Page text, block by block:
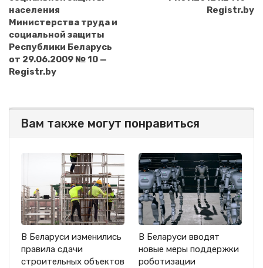
населения
Министерства труда и
социальной защиты
Республики Беларусь
от 29.06.2009 № 10 —
Registr.by
Registr.by
Вам также могут понравиться
В Беларуси изменились
правила сдачи
строительных объектов
В Беларуси вводят
новые меры поддержки
роботизации